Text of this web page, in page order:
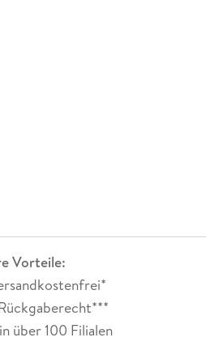
Vorteile:
über 100 Filialen